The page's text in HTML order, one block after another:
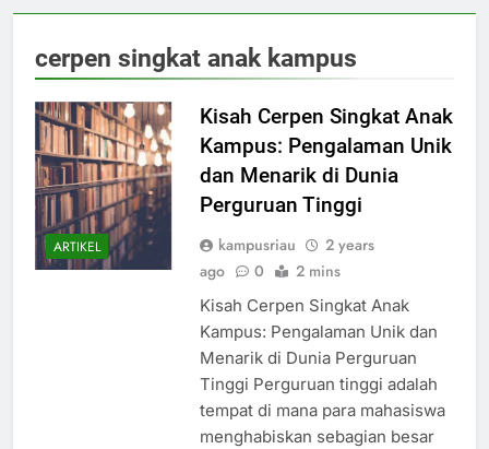
cerpen singkat anak kampus
ARTIKEL
Kisah Cerpen Singkat Anak
Kampus: Pengalaman Unik
dan Menarik di Dunia
Perguruan Tinggi
kampusriau
2 years
ago
0 2 mins
Kisah Cerpen Singkat Anak
Kampus: Pengalaman Unik dan
Menarik di Dunia Perguruan
Tinggi Perguruan tinggi adalah
tempat di mana para mahasiswa
menghabiskan sebagian besar